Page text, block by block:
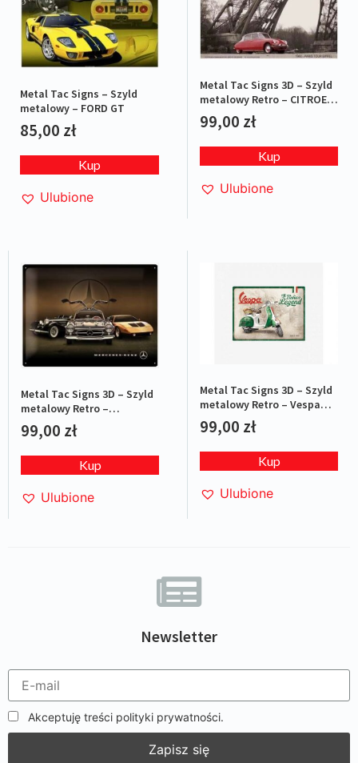
Newsletter
Akceptuję treści polityki prywatności.
Metal Tac Signs – Szyld
metalowy – FORD GT
85,00 zł
Kup
Ulubione
Metal Tac Signs 3D – Szyld
metalowy Retro – CITROEN
DS19 1960 – Paris Tour Eiffel
99,00 zł
Kup
Ulubione
Metal Tac Signs 3D – Szyld
metalowy Retro –
MERCEDES-BENZ History
99,00 zł
Kup
Ulubione
Metal Tac Signs 3D – Szyld
metalowy Retro – Vespa
Italian Legend
99,00 zł
Kup
Ulubione